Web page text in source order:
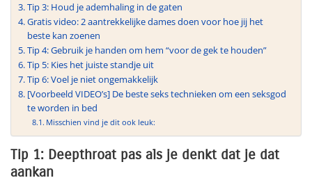
Tip 3: Houd je ademhaling in de gaten
Gratis video: 2 aantrekkelijke dames doen voor hoe jij het
beste kan zoenen
Tip 4: Gebruik je handen om hem “voor de gek te houden”
Tip 5: Kies het juiste standje uit
Tip 6: Voel je niet ongemakkelijk
[Voorbeeld VIDEO’s] De beste seks technieken om een seksgod
te worden in bed
Misschien vind je dit ook leuk:
Tip 1: Deepthroat pas als je denkt dat je dat
aankan